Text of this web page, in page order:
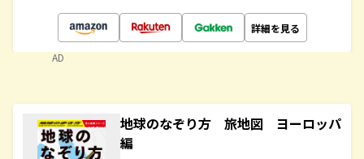
詳細を見る
AD
地球のなぞり方 旅地図 ヨーロッパ
編